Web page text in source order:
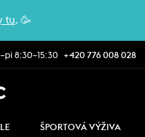
tu. 🥳
8:30–15:30 +420 776 008 028
ŠPORTOVÁ VÝŽIVA